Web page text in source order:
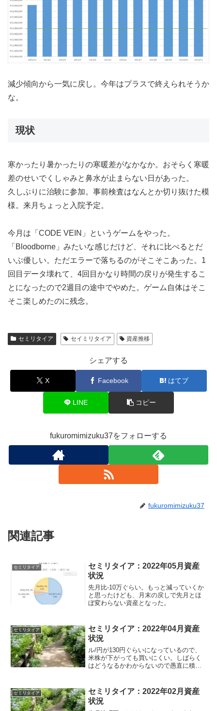
減少傾向から一気に戻し。今年はプラスで終えられそうか
な。
現状
寒かったり暑かったりの寒暖差がなかなか。おそらく寒暖
差のせいでくしゃみと鼻水が止まらない日があった。
久しぶりに治験に参加。事前検査はなんとか切り抜けた模
様。来月ちょっと入院予定。
今月は「CODE VEIN」というゲームをやった。
「Bloodborne」みたいな感じだけど、それに比べるとだ
いぶ優しい。ただエラーで落ちるのがそこそこあった。1
回目データ壊れて、4回目かなり時間の戻りが発生するこ
とになったので2週目の途中でやめた。ゲーム自体はそこ
そこ楽しめたのに残念。
セミリタイア セイミリタイア 資産推移
シェアする
X Facebook はてブ
LINE コピー
fukuromimizuku37をフォローする
fukuromimizuku37
関連記事
セミリタイア
セミリタイア：2022年05月資産
状況
先月比-10万ぐらい。もっと減っていくか
と思ったけども、月末の戻しで先月とほ
ぼ変わらない資産となった。
セミリタイア
セミリタイア：2022年04月資産
状況
ル/円が130円ぐらいになっているので、
米株が下がっても買いにくい。しばらく
はどうなるかわからないので愚直に積立
セミリタイア
セミリタイア：2022年02月資産
状況